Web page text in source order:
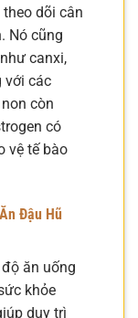
dõi cân
Nó cũng
canxi,
với các
còn
có
vệ tế bào
Đậu Hũ
ăn uống
khỏe
duy trì